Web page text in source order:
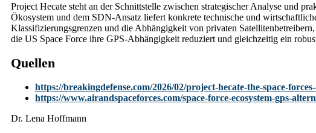
Project Hecate steht an der Schnittstelle zwischen strategischer Analyse und
Ökosystem und dem SDN-Ansatz liefert konkrete technische und
Klassifizierungsgrenzen und die Abhängigkeit von privaten
die US Space Force ihre GPS-Abhängigkeit reduziert und gleichzeitig ein
Quellen
https://breakingdefense.com/2026/02/project-hecate-the-space-
https://www.airandspaceforces.com/space-force-ecosystem-gps-
Dr. Lena Hoffmann